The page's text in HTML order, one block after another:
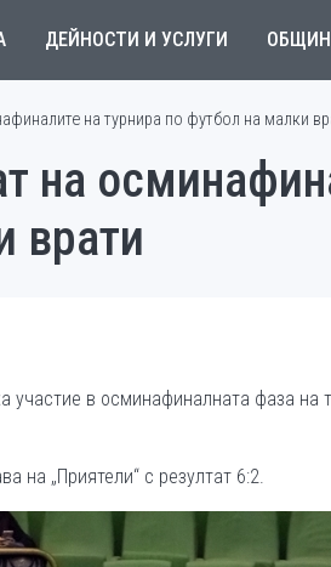
ДЕЙНОСТИ И УСЛУГИ
на турнира по футбол на малки
на
врати
участие в осминафиналната фаза на
на „Приятели“ с резултат 6:2.